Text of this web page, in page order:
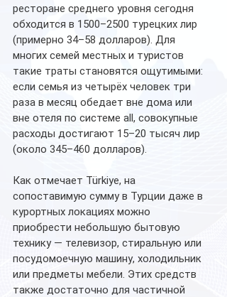
ресторане среднего уровня сегодня
обходится в 1500–2500 турецких лир
(примерно 34–58 долларов). Для
многих семей местных и туристов
такие траты становятся ощутимыми:
если семья из четырёх человек три
раза в месяц обедает вне дома или
вне отеля по системе all, совокупные
расходы достигают 15–20 тысяч лир
(около 345–460 долларов).
Как отмечает Türkiye, на
сопоставимую сумму в Турции даже в
курортных локациях можно
приобрести небольшую бытовую
технику — телевизор, стиральную или
посудомоечную машину, холодильник
или предметы мебели. Этих средств
также достаточно для частичной